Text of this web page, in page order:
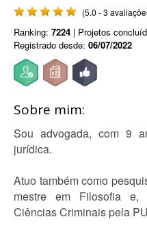
(5.0 - 3
Ranking: 7224 | Projetos
Registrado desde: 06/07/2022
Sobre mim:
Sou advogada, com 9
jurídica.
Atuo também como
mestre em Filosofia e,
Ciências Criminais pela